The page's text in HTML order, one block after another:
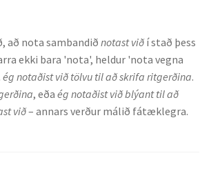
að nota sambandiðnotast viðí stað þess
ekki bara 'nota', heldur 'nota vegna
ég notaðist við tölvu til að skrifa ritgerðina.
, eðaég notaðist við blýant til að
við– annars verður málið fátæklegra.